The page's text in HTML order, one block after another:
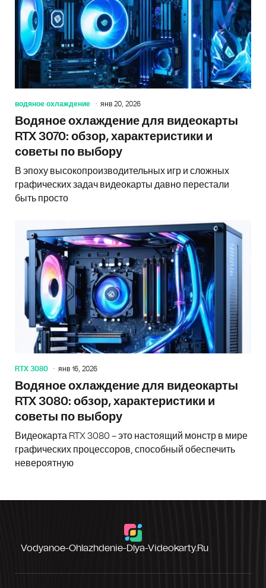
водяное охлаждение янв 20, 2026
Водяное охлаждение для видеокарты
RTX 3070: обзор, характеристики и
советы по выбору
В эпоху высокопроизводительных игр и сложных
графических задач видеокарты давно перестали
быть просто
RTX 3080 янв 16, 2026
Водяное охлаждение для видеокарты
RTX 3080: обзор, характеристики и
советы по выбору
Видеокарта RTX 3080 – это настоящий монстр в мире
графических процессоров, способный обеспечить
невероятную
Vodyanoe-Ohlazhdenie-Dlya-Videokarty.ru